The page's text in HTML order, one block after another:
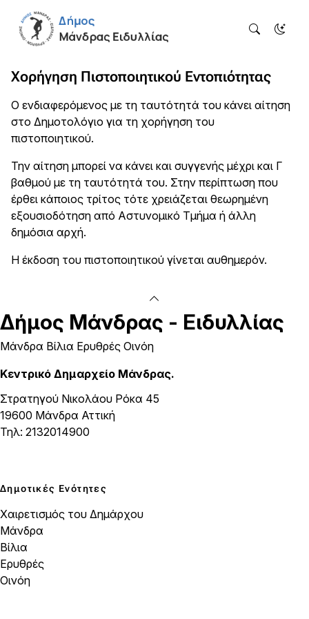
Χορήγηση Πιστοποιητικού Εντοπιότητας
Ο ενδιαφερόμενος με τη ταυτότητά του κάνει αίτηση
στο Δημοτολόγιο για τη χορήγηση του
πιστοποιητικού.
Την αίτηση μπορεί να κάνει και συγγενής μέχρι και Γ
βαθμού με τη ταυτότητά του. Στην περίπτωση που
έρθει κάποιος τρίτος τότε χρειάζεται θεωρημένη
εξουσιοδότηση από Αστυνομικό Τμήμα ή άλλη
δημόσια αρχή.
Η έκδοση του πιστοποιητικού γίνεται αυθημερόν.
Δήμος Μάνδρας - Ειδυλλίας
Μάνδρα Βίλια Ερυθρές Οινόη
Κεντρικό Δημαρχείο Μάνδρας.
Στρατηγού Νικολάου Ρόκα 45
19600 Μάνδρα Αττική
Τηλ: 2132014900
Δημοτικές Ενότητες
Χαιρετισμός του Δημάρχου
Μάνδρα
Βίλια
Ερυθρές
Οινόη